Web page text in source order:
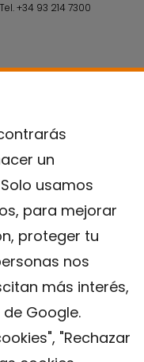
un
usamos
para mejorar
proteger tu
nos
más interés,
Google.
"Rechazar
Tel.+34 93 214 7300